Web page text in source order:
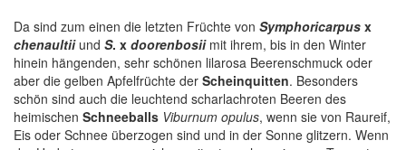
Da sind zum einen die letzten Früchte von Symphoricarpus x
chenaultiiund S. x doorenbosiimit ihrem, bis in den Winter
hinein hängenden, sehr schönen lilarosa Beerenschmuck oder
aber die gelben Apfelfrüchte der Scheinquitten. Besonders
schön sind auch die leuchtend scharlachroten Beeren des
heimischen Schneeballs Viburnum opulus, wenn sie von Raureif,
Eis oder Schnee überzogen sind und in der Sonne glitzern. Wenn